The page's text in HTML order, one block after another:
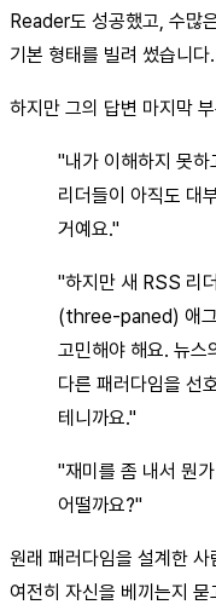
Reader도 성공했고, 수많
기본 형태를 빌려 썼습니다.
하지만 그의 답변 마지막
"내가 이해하지 못
리더들이 아직도 대
거예요."
"하지만 새 RSS 리
(three-paned) 애그
고민해야 해요. 뉴
다른 패러다임을 선
테니까요."
"재미를 좀 내서 뭔
어떨까요?"
원래 패러다임을 설계한
여전히 자신을 베끼는지